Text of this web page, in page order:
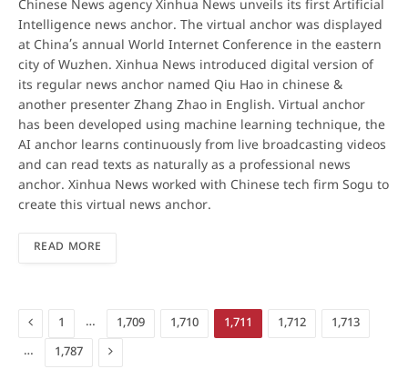
Chinese News agency Xinhua News unveils its first Artificial
Intelligence news anchor. The virtual anchor was displayed
at China’s annual World Internet Conference in the eastern
city of Wuzhen. Xinhua News introduced digital version of
its regular news anchor named Qiu Hao in chinese &
another presenter Zhang Zhao in English. Virtual anchor
has been developed using machine learning technique, the
AI anchor learns continuously from live broadcasting videos
and can read texts as naturally as a professional news
anchor. Xinhua News worked with Chinese tech firm Sogu to
create this virtual news anchor.
READ MORE
Previous
1 … 1,709 1,710 1,711 1,712
1,713
…
1,787 Next